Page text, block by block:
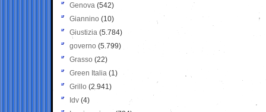
Genova (542)
Giannino (10)
Giustizia (5.784)
governo (5.799)
Grasso (22)
Green Italia (1)
Grillo (2.941)
Idv (4)